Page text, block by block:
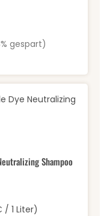
gespart)
von 5 Sternen
Shampoo
/ 1 Liter)